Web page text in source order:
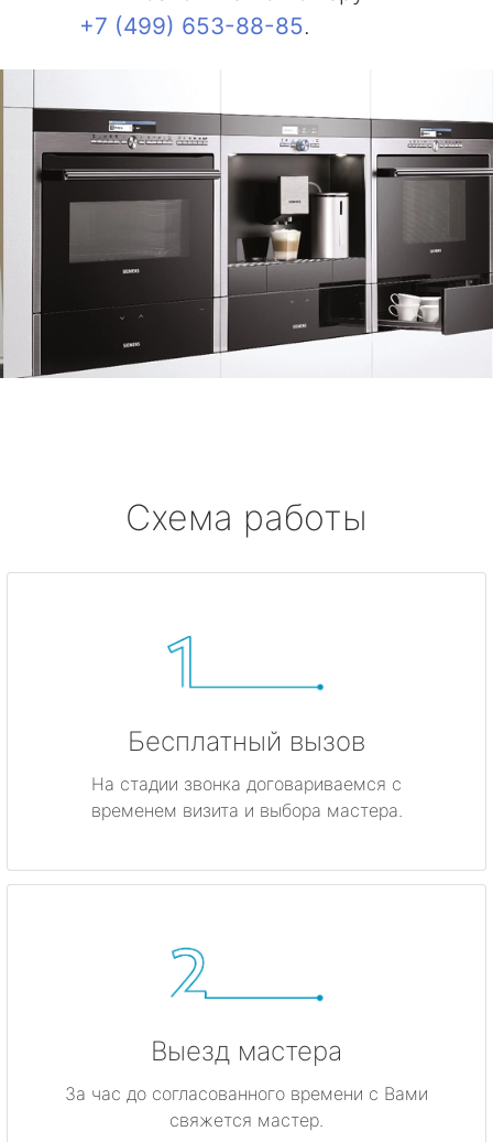
+7 (499) 653-88-85.
Схема работы
Бесплатный вызов
На стадии звонка договариваемся с
временем визита и выбора мастера.
Выезд мастера
За час до согласованного времени с Вами
свяжется мастер.